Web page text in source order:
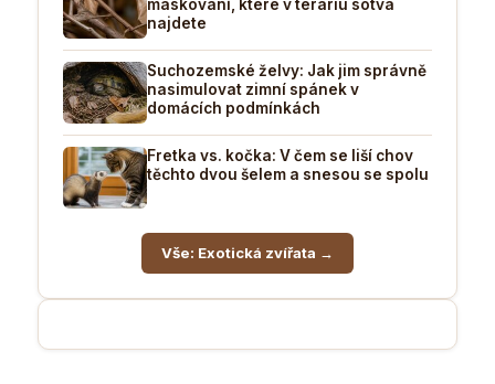
maskování, které v teráriu sotva
najdete
Suchozemské želvy: Jak jim správně
nasimulovat zimní spánek v
domácích podmínkách
Fretka vs. kočka: V čem se liší chov
těchto dvou šelem a snesou se spolu
Vše: Exotická zvířata →